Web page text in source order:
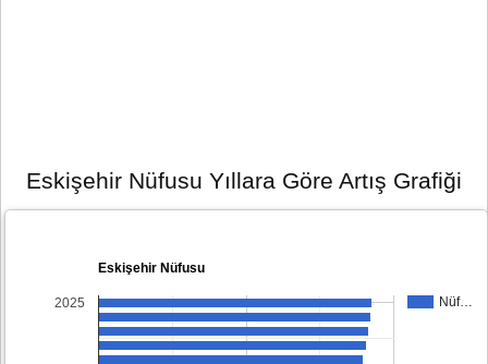
Eskişehir Nüfusu Yıllara Göre Artış Grafiği
Eskişehir Nüfusu
Nüf…
2025